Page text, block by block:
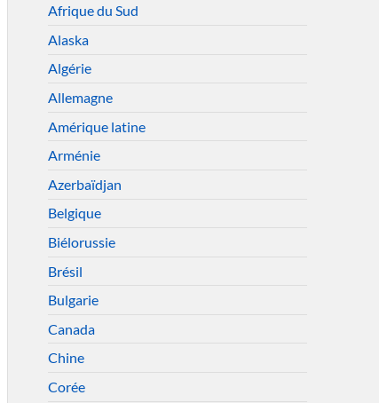
Afrique du Sud
Alaska
Algérie
Allemagne
Amérique latine
Arménie
Azerbaïdjan
Belgique
Biélorussie
Brésil
Bulgarie
Canada
Chine
Corée